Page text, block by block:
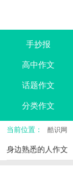
手抄报
高中作文
话题作文
分类作文
当前位置： 酷识网
身边熟悉的人作文